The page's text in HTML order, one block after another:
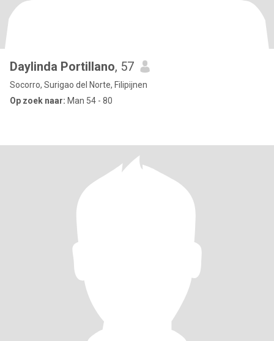
Daylinda Portillano, 57
Socorro, Surigao del Norte, Filipijnen
Op zoek naar: Man 54 - 80